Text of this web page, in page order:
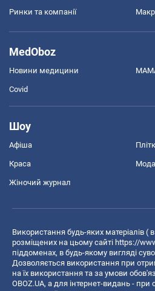
Ринки та компанії
MedOboz
Новини медицини
Covid
Шоу
Афіша
Краса Мода
Жіночий журнал
Використання будь-яких матеріалів (
розміщених на цьому сайті https://
піддоменах, в будь-якому вигляді
Дозволяється використання при
на їх використання та за умови
OBOZ.UA, а для інтернет-видань -